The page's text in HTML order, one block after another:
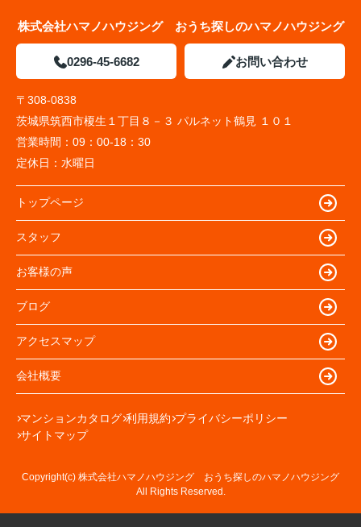
株式会社ハマノハウジング おうち探しのハマノハウジング
0296-45-6682 お問い合わせ
〒308-0838
茨城県筑西市榎生１丁目８－３ パルネット鶴見 １０１
営業時間： 09：00-18：30
定休日： 水曜日
トップページ
スタッフ
お客様の声
ブログ
アクセスマップ
会社概要
マンションカタログ 利用規約 プライバシーポリシー
サイトマップ
Copyright(c) 株式会社ハマノハウジング おうち探しのハマノハウジング
All Rights Reserved.